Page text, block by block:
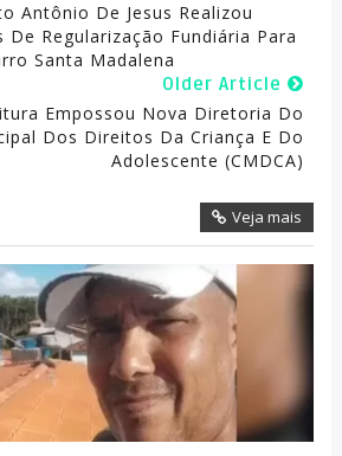
Antônio De Jesus Realizou
De Regularização Fundiária Para
Santa Madalena
Older Article
Empossou Nova Diretoria Do
Dos Direitos Da Criança E Do
Adolescente (CMDCA)
Veja mais